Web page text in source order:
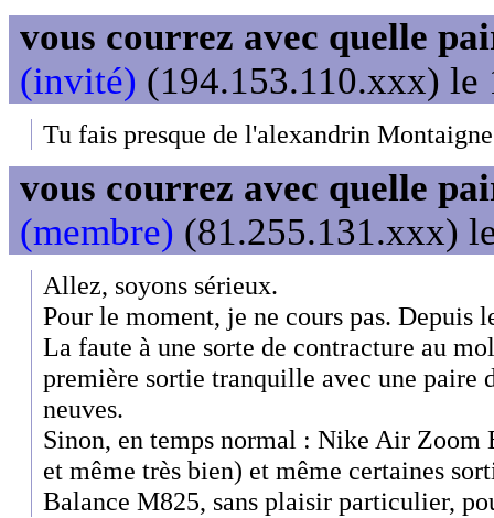
vous courrez avec quelle
(invité) (194.153.110.xxx) le
Tu fais presque de l'alexandrin
vous courrez avec quelle
(membre) (81.255.131.xxx)
Allez, soyons sérieux.
Pour le moment, je ne cours pas. Depuis
La faute à une sorte de contracture au
première sortie tranquille avec une paire
neuves.
Sinon, en temps normal : Nike Air
et même très bien) et même certaines
Balance M825, sans plaisir particulier,